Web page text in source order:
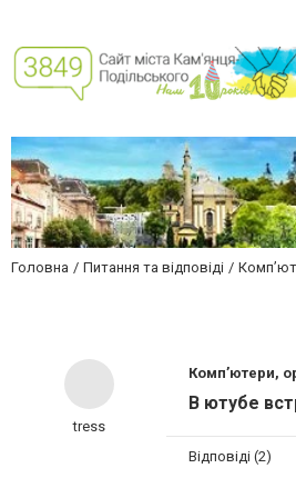
Головна Питання та відповіді
tress
Комп’ютери,
В ютубе
Відповіді (2)